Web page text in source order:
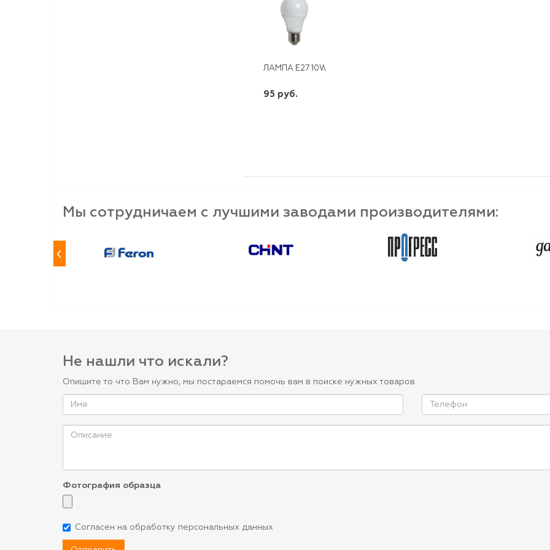
ЛАМПА E27 10W 230V LED 6400K SBA6010
95 руб.
Мы сотрудничаем с лучшими заводами производителями:
‹
Не нашли что искали?
Опишите то что Вам нужно, мы постараемся помочь вам в поиске нужных товаров.
Фотография образца
Согласен на обработку персональных данных